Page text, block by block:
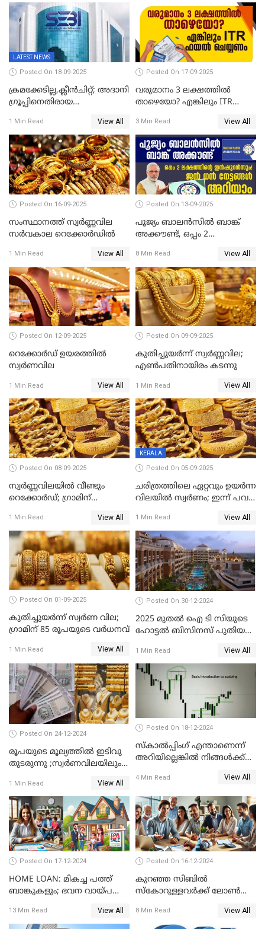
83,000 ലേക്ക്
LATEST NEWS
Posted On 18-09-2025
ക്രമക്കേടില്ല,ക്ലീൻചിറ്റ്; അദാനി
​ഗ്രൂപ്പിനെതിരായ
തള്ളി സെബി
1 Min Read View All
Posted On 17-09-2025
വരുമാനം 3 ലക്ഷത്തിൽ
താഴെയോ? എങ്കിലും ITR
3 Min Read View All
Posted On 16-09-2025
സംസ്ഥാനത്ത് സ്വര്‍ണ്ണവില
സർവകാല റെക്കോർഡിൽ
1 Min Read View All
Posted On 13-09-2025
പൂജ്യം ബാലൻസിൽ ബാങ്ക്
അക്കൗണ്ട്, ഒപ്പം 2
ജൻ ധൻ നേട്ടങ്ങൾ അറിയാം
8 Min Read View All
Posted On 12-09-2025
റെക്കോര്‍ഡ് ഉയരത്തിൽ
സ്വര്‍ണവില
1 Min Read View All
Posted On 09-09-2025
കുതിച്ചുയർന്ന് സ്വർണ്ണവില;
എണ്‍പതിനായിരം കടന്നു
1 Min Read View All
Posted On 08-09-2025
സ്വർണ്ണവിലയിൽ വീണ്ടും
റെക്കോർഡ്; ഗ്രാമിന്
രൂപ മാത്രം കുറവ്
1 Min Read View All
KERALA
Posted On 05-09-2025
ചരിത്രത്തിലെ ഏറ്റവും ഉയർന്ന
വിലയിൽ സ്വർണം; ഇന്ന് പവന്
1 Min Read View All
Posted On 01-09-2025
കുതിച്ചുയർന്ന് സ്വർണ വില;
ഗ്രാമിന് 85 രൂപയുടെ വർധനവ്
1 Min Read View All
Posted On 30-12-2024
2025 മുതൽ ഐ ടി സിയുടെ
ഹോട്ടൽ ബിസിനസ് പുതിയ
ഉടമകൾ അറിയേണ്ട
കാര്യങ്ങൾ
1 Min Read View All
Posted On 24-12-2024
രൂപയുടെ മൂല്യത്തില്‍ ഇടിവു
തുടരുന്നു ;സ്വര്‍ണവിലയിലും
1 Min Read View All
Posted On 18-12-2024
സ്കാൽപ്പിംഗ് എന്താണെന്ന്
അറിയില്ലെങ്കിൽ നിങ്ങൾക്ക്
4 Min Read View All
Posted On 17-12-2024
HOME LOAN: മികച്ച പത്ത്
ബാങ്കുകളും; ഭവന വായ്പ
13 Min Read View All
Posted On 16-12-2024
കുറഞ്ഞ സിബിൽ
സ്കോറുള്ളവർക്ക് ലോൺ
8 Min Read View All